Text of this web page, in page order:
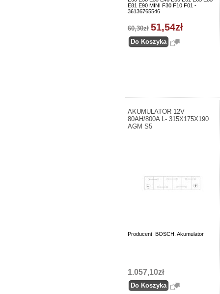
E81 E90 MINI F30 F10 F01 -
36136765546
60,30zł 51,54zł
AKUMULATOR 12V
80AH/800A L- 315X175X190
AGM S5
Producent: BOSCH. Akumulator
1.057,10zł